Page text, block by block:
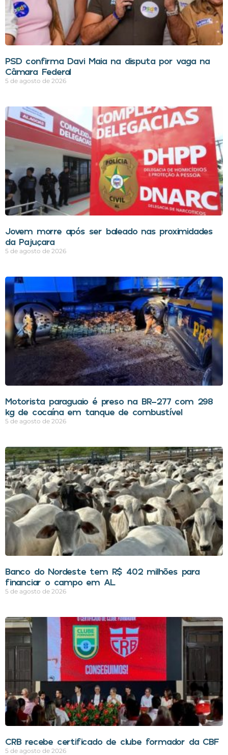
PSD confirma Davi Maia na disputa por vaga na
Câmara Federal
5 de agosto de 2026
Jovem morre após ser baleado nas proximidades
da Pajuçara
5 de agosto de 2026
Motorista paraguaio é preso na BR-277 com 298
kg de cocaína em tanque de combustível
5 de agosto de 2026
Banco do Nordeste tem R$ 402 milhões para
financiar o campo em AL
5 de agosto de 2026
CRB recebe certificado de clube formador da CBF
5 de agosto de 2026